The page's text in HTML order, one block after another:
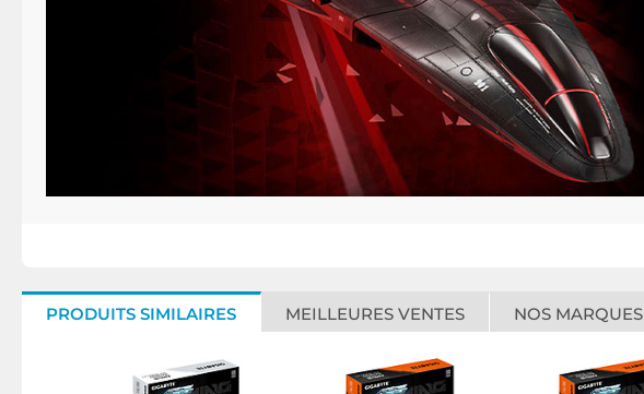
PRODUITS SIMILAIRES MEILLEURES VENTES NOS MARQUES